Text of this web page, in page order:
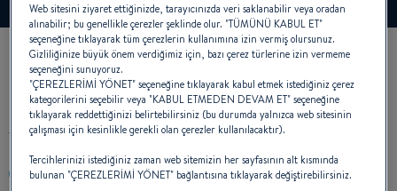
KOORDINATLARIMIZ
+81468792111
Web sitesini ziyaret ettiğinizde, tarayıcınızda veri saklanabilir veya oradan
alınabilir; bu genellikle çerezler şeklinde olur. "TÜMÜNÜ KABUL ET"
seçeneğine tıklayarak tüm çerezlerin kullanımına izin vermiş olursunuz.
Gizliliğinize büyük önem verdiğimiz için, bazı çerez türlerine izin vermeme
seçeneğini sunuyoruz.
"ÇEREZLERİMİ YÖNET" seçeneğine tıklayarak kabul etmek istediğiniz çerez
kategorilerini seçebilir veya "KABUL ETMEDEN DEVAM ET" seçeneğine
tıklayarak reddettiğinizi belirtebilirsiniz (bu durumda yalnızca web sitesinin
çalışması için kesinlikle gerekli olan çerezler kullanılacaktır).
Tercihlerinizi istediğiniz zaman web sitemizin her sayfasının alt kısmında
bulunan "ÇEREZLERİMİ YÖNET" bağlantısına tıklayarak değiştirebilirsiniz.